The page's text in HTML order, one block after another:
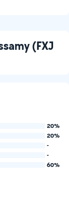
(FXJ
20%
20%
-
-
60%